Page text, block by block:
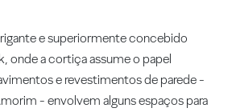
e superiormente concebido
onde a cortiça assume o papel
e revestimentos de parede -
- envolvem alguns espaços para